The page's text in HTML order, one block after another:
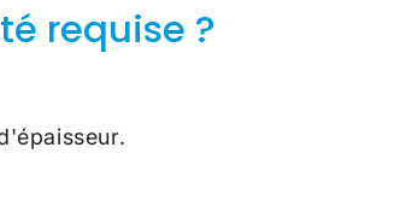
requise ?